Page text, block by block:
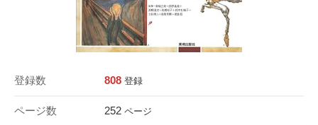
登録数 808 登録
ページ数 252 ページ